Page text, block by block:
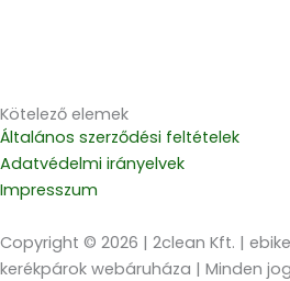
Kötelező elemek
Általános szerződési feltételek
Adatvédelmi irányelvek
Impresszum
Copyright © 2026 | 2clean Kft. |
kerékpárok webáruháza | Minden